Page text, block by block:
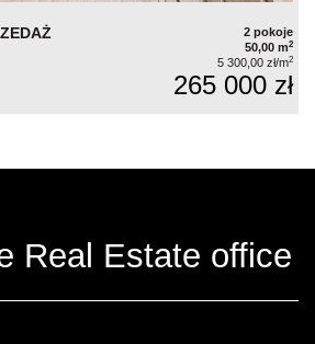
2 pokoje
50,00 m2
5 300,00 zł/m2
265 000 zł
Real Estate office